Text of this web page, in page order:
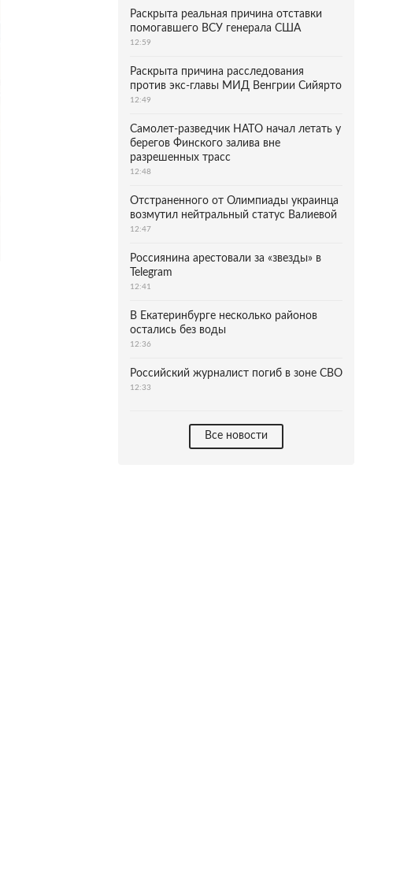
Раскрыта реальная причина отставки
помогавшего ВСУ генерала США
12:59
Раскрыта причина расследования
против экс-главы МИД Венгрии Сийярто
12:49
Самолет-разведчик НАТО начал летать у
берегов Финского залива вне
разрешенных трасс
12:48
Отстраненного от Олимпиады украинца
возмутил нейтральный статус Валиевой
12:47
Россиянина арестовали за «звезды» в
Telegram
12:41
В Екатеринбурге несколько районов
остались без воды
12:36
Российский журналист погиб в зоне СВО
12:33
Все новости